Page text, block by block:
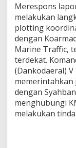
Merespons
melakukan
plotting
dengan
Marine Traffic,
terdekat.
(Dankodaeral)
dengan
menghubungi
melakukan